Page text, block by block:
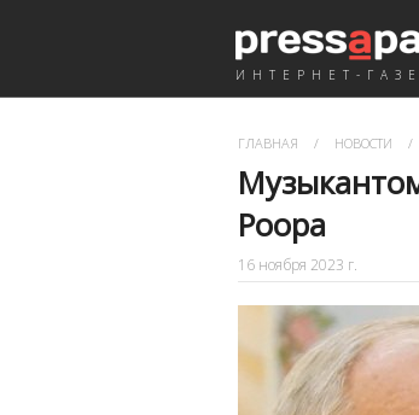
ИНТЕРНЕТ-
ГЛАВНАЯ / НОВОСТИ /
Роора
16 ноября 2023 г.